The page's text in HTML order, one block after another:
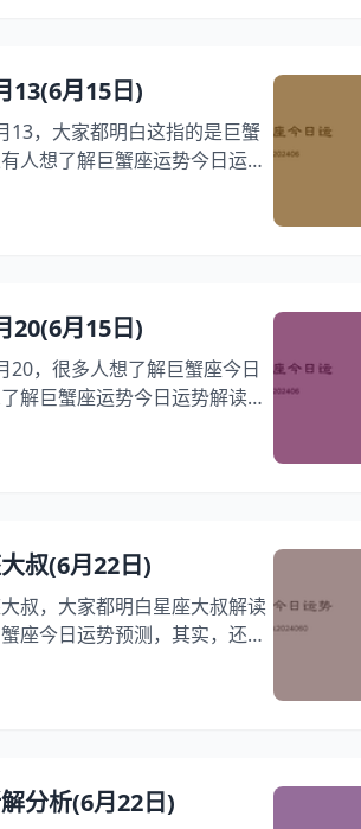
需突出重点。） 感情运势：
13(6月15日)
13，大家都明白这指的是巨蟹
人想了解巨蟹座运势今日运势
问巨蟹座1月13日运势特点，
势如何，请花一点时间仔细阅
业事业皆顺利。）
20(6月15日)
20，很多人想了解巨蟹座今日
解巨蟹座运势今日运势解读，
座8月20日运势特点，在这篇
座今日运势如何，请花费几分
成绩有所提升
叔(6月22日)
叔，大家都明白星座大叔解读
座今日运势预测，其实，还想
题是巨蟹座今日运势特点，阅
座今日运势如何，跟随我们一
力克服困难。） 财富运势：
分析(6月22日)